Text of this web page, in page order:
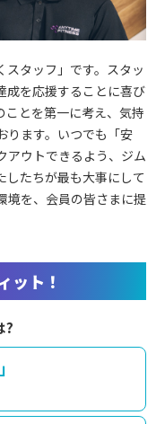
タッフ」です。スタッ
成を応援することに喜び
ことを第一に考え、気持
ります。いつでも「安
アウトできるよう、ジム
したちが最も大事にして
境を、会員の皆さまに提
ット！
?